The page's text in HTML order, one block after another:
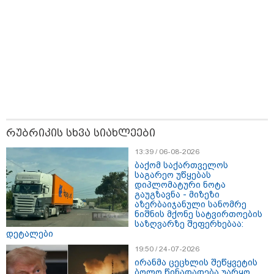
14:09 / 06-08-2026
დამტკიცდა საგზაო
უსაფრთხოების ეროვნული
სტრატეგია, რომელიც საგზაო
შემთხვევების შედეგად
დაშავებულთა და დაღუპულთა
რაოდენობის 25%-ით
შემცირებას ითვალისწინებს -
რას მოიცავს ის?
თბილისი - ანტალია 849.20
ლარიდან
რუბრიკის სხვა სიახლეები
13:39 / 06-08-2026
ბაქომ საქართველოს
საგარეო უწყებას
დიპლომატური ნოტა
გაუგზავნა - მიზეზი
აზერბაიჯანული სანომრე
ნიშნის მქონე სატვირთოების
საზღვარზე შეფერხებაა:
დეტალები
19:50 / 24-07-2026
ირანმა ცეცხლის შეწყვეტის